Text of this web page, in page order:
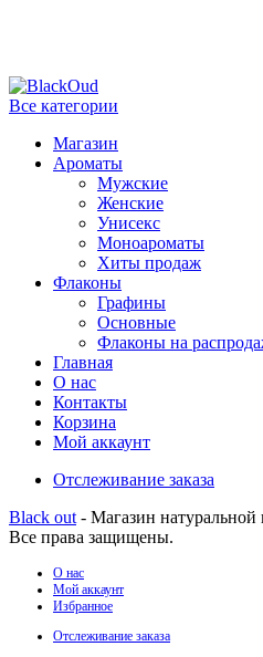
Все категории
Магазин
Ароматы
Мужские
Женские
Унисекс
Моноароматы
Хиты продаж
Флаконы
Графины
Основные
Флаконы на
Главная
О нас
Контакты
Корзина
Мой аккаунт
Отслеживание заказа
Black out - Магазин
Все права защищены.
О нас
Мой аккаунт
Избранное
Отслеживание заказа